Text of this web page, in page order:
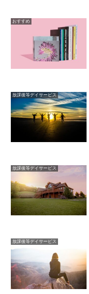
おすすめ
放課後等デイサービス
放課後等デイサービス
放課後等デイサービス